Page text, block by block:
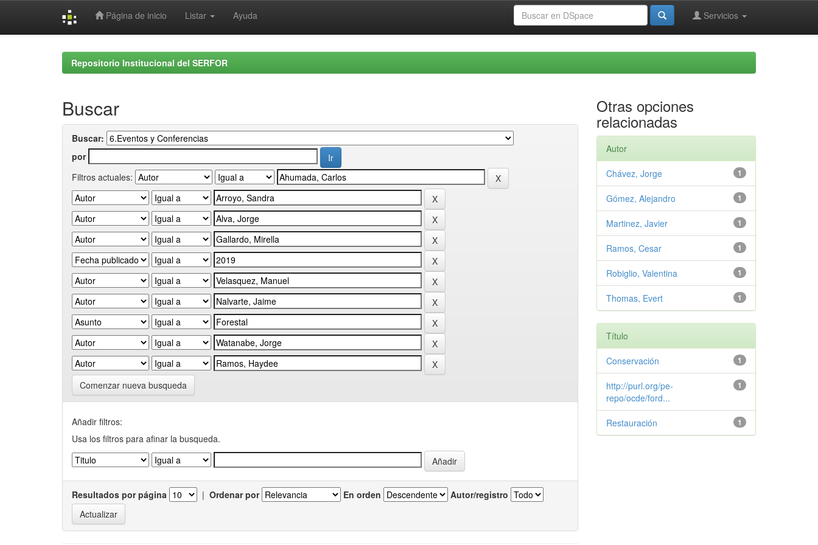
Página de inicio Listar Ayuda Servicios
Repositorio Institucional del SERFOR
Buscar
Buscar:
por
Filtros actuales:
Comenzar nueva busqueda
Añadir filtros:
Usa los filtros para afinar la busqueda.
Resultados por página | Ordenar por En orden Autor/registro
Otras opciones
relacionadas
Autor
1
Chávez, Jorge
1
Gómez, Alejandro
1
Martinez, Javier
1
Ramos, Cesar
1
Robiglio, Valentina
1
Thomas, Evert
Título
1
Conservación
1
http://purl.org/pe-
repo/ocde/ford...
1
Restauración